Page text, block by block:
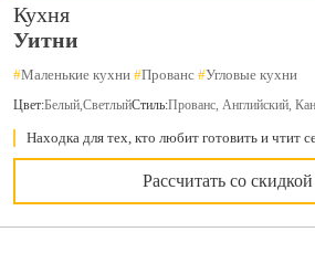
Кухня
Уитни
#Маленькие кухни #Прованс #Угловые кухни
Цвет:Белый, СветлыйСтиль:Прованс, Английский,
Находка для тех, кто любит готовить и чтит
Рассчитать со скидкой